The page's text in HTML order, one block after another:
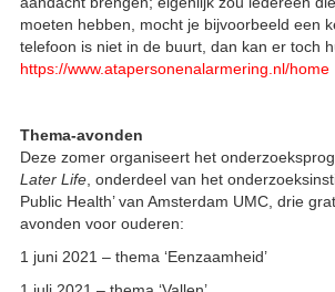
moeten hebben, mocht je bijvoorbeeld een
telefoon is niet in de buurt, dan kan er toch
https://www.atapersonenalarmering.nl/home
Thema-avonden
Deze zomer organiseert het
Later Life , onderdeel van het
Public Health’ van Amsterdam UMC, drie
avonden voor ouderen:
1 juni 2021 – thema ‘Eenzaamheid’